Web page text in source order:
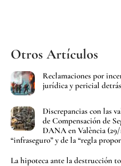
Otros Artículos
Reclamaciones por
jurídica y pericial
Discrepancias con las
de Compensación de
DANA en València
“infraseguro” y de la “regla
La hipoteca ante la destrucción